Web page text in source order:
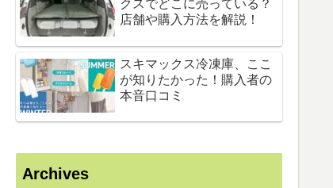
クスでどこに売っている？
店舗や購入方法を解説！
スキマックス冷凍庫、ここ
が知りたかった！購入者の
本音口コミ
Archives